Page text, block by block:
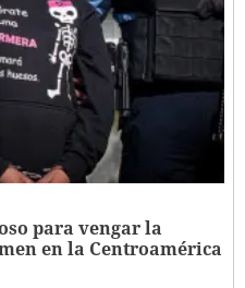
para vengar la
en la Centroamérica